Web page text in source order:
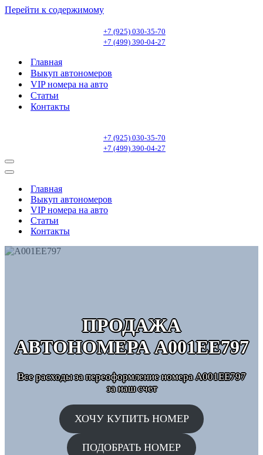
Перейти к содержимому
+7 (925) 030-35-70
+7 (499) 390-04-27
Главная
Выкуп автономеров
VIP номера на авто
Статьи
Контакты
+7 (925) 030-35-70
+7 (499) 390-04-27
Меню
навигации
Меню
навигацииГлавная
Выкуп автономеров
VIP номера на авто
Статьи
Контакты
ПРОДАЖА
АВТОНОМЕРАА001ЕЕ797
Все расходы за переоформление номера А001ЕЕ797
за наш счет
ХОЧУ КУПИТЬ НОМЕР
ПОДОБРАТЬ НОМЕР